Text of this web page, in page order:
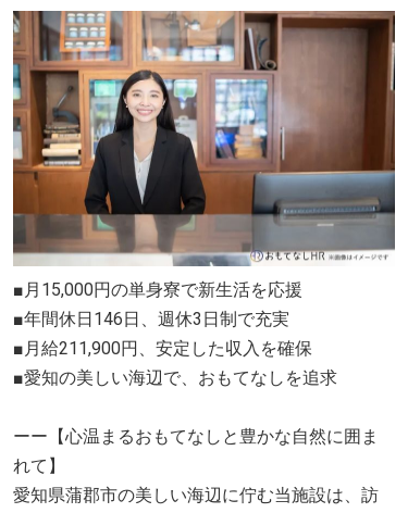
■月15,000円の単身寮で新生活を応援
■年間休日146日、週休3日制で充実
■月給211,900円、安定した収入を確保
■愛知の美しい海辺で、おもてなしを追求
ーー【心温まるおもてなしと豊かな自然に囲ま
れて】
愛知県蒲郡市の美しい海辺に佇む当施設は、訪